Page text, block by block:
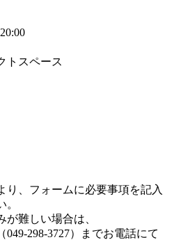
トスペース
り、フォームに必要事項を記入
が難しい場合は、
049-298-3727）までお電話にて